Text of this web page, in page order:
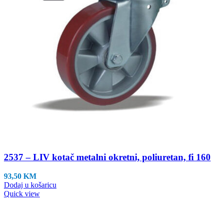
2537 – LIV kotač metalni okretni, poliuretan, fi 160
93,50 KM
Dodaj u košaricu
Quick view